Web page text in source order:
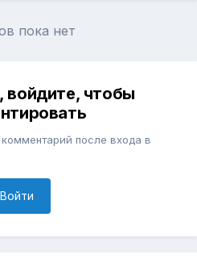
пока нет
войдите, чтобы
после входа в
Войти